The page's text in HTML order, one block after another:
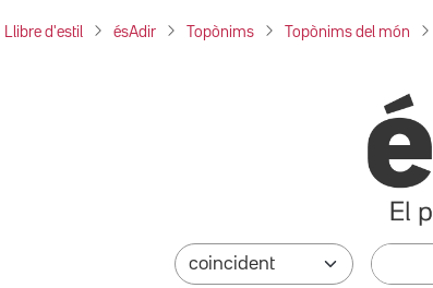
Llibre d'estil ésAdir Topònims Topònims del món